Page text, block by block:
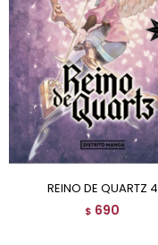
REINO DE QUARTZ 4
$ 690